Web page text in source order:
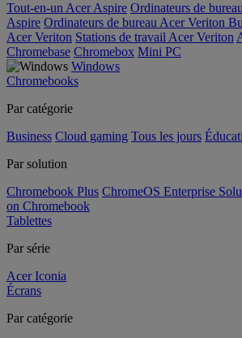
Tout-en-un Acer Aspire Ordinateurs de
Aspire Ordinateurs de bureau Acer Veriton
Acer Veriton Stations de travail Acer Veriton
Chromebase Chromebox Mini PC
Windows
Chromebooks
Par catégorie
Business Cloud gaming Tous les jours
Par solution
Chromebook Plus ChromeOS Enterprise
on Chromebook
Tablettes
Par série
Acer Iconia
Écrans
Par catégorie